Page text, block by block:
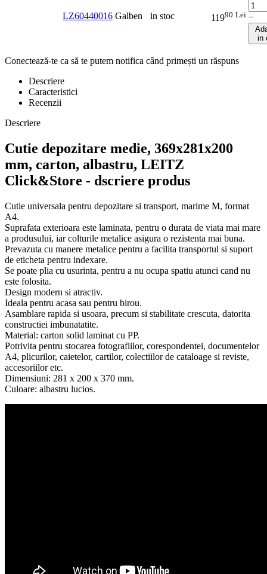
LZ60440016 Galben in stoc 11990 Lei −
in
Conectează-te ca să te putem notifica când primești un răspuns
Descriere
Caracteristici
Recenzii
Descriere
Cutie depozitare medie, 369x281x200
mm, carton, albastru, LEITZ
Click&Store - dscriere produs
Cutie universala pentru depozitare si transport, marime M, format
A4.
Suprafata exterioara este laminata, pentru o durata de viata mai mare
a produsului, iar colturile metalice asigura o rezistenta mai buna.
Prevazuta cu manere metalice pentru a facilita transportul si suport
de eticheta pentru indexare.
Se poate plia cu usurinta, pentru a nu ocupa spatiu atunci cand nu
este folosita.
Design modern si atractiv.
Ideala pentru acasa sau pentru birou.
Asamblare rapida si usoara, precum si stabilitate crescuta, datorita
constructiei imbunatatite.
Material: carton solid laminat cu PP.
Potrivita pentru stocarea fotografiilor, corespondentei, documentelor
A4, plicurilor, caietelor, cartilor, colectiilor de cataloage si reviste,
accesoriilor etc.
Dimensiuni: 281 x 200 x 370 mm.
Culoare: albastru lucios.